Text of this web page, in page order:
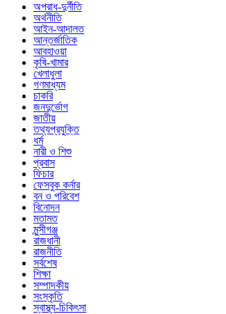
অপরাধ-দুর্নীতি
অর্থনীতি
আইন-আদালত
আন্তর্জাতিক
আবহাওয়া
কৃষি-খামার
খেলাধুলা
গণমাধ্যম
চাকরি
জনদুর্ভোগ
জাতীয়
তথ্যপ্রযুক্তি
ধর্ম
নারী ও শিশু
প্রবাস
ফিচার
ফেসবুক কর্নার
বন ও পরিবেশ
বিনোদন
মতামত
মুন্সীগঞ্জ
রাজধানী
রাজনীতি
সর্বশেষ
শিক্ষা
সম্পাদকীয়
সংস্কৃতি
স্বাস্থ্য-চিকিৎসা